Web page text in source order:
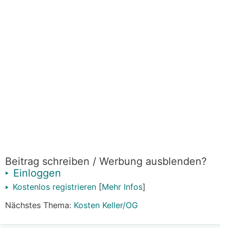
Beitrag schreiben / Werbung ausblenden?
Einloggen
Kostenlos registrieren [Mehr Infos]
Nächstes Thema: Kosten Keller/OG